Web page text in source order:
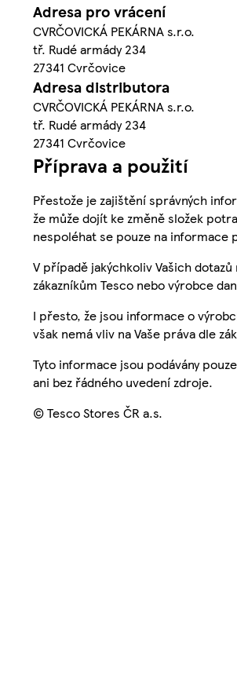
Adresa pro vrácení
CVRČOVICKÁ PEKÁRNA s.r.o.
tř. Rudé armády 234
27341 Cvrčovice
Adresa distributora
CVRČOVICKÁ PEKÁRNA s.r.o.
tř. Rudé armády 234
27341 Cvrčovice
Příprava a použití
Přestože je zajištění správných
že může dojít ke změně složek
nespoléhat se pouze na
V případě jakýchkoliv Vašich
zákazníkům Tesco nebo výrobce
I přesto, že jsou informace o
však nemá vliv na Vaše práva dle
Tyto informace jsou podávány
ani bez řádného uvedení zdroje.
© Tesco Stores ČR a.s.